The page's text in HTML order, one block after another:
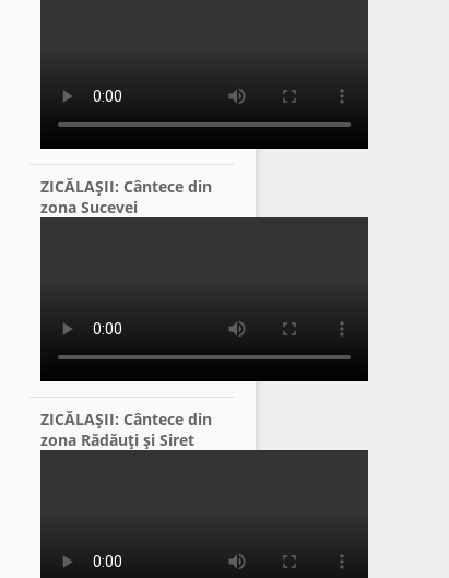
ZICĂLAŞII: Cântece din
zona Sucevei
ZICĂLAŞII: Cântece din
zona Rădăuţi şi Siret